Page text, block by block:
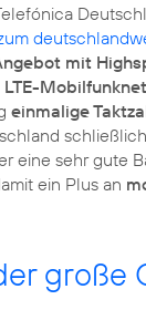
mit
LTE-
einmalige
schließlich
eine sehr gute
ein Plus an
große